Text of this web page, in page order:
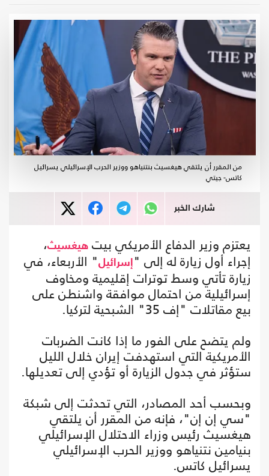
من المقرر أن يلتقي هيغسيث بنتنياهو ووزير الحرب الإسرائيلي يسرائيل
كاتس- جيتي
شارك الخبر
يعتزم وزير الدفاع الأمريكي بيت هيغسيث،
إجراء أول زيارة له إلى " إسرائيل" الأربعاء، في
زيارة تأتي وسط توترات إقليمية ومخاوف
إسرائيلية من احتمال موافقة واشنطن على
بيع مقاتلات "إف 35" الشبحية لتركيا.
ولم يتضح على الفور ما إذا كانت الضربات
الأمريكية التي استهدفت إيران خلال الليل
ستؤثر في جدول الزيارة أو تؤدي إلى تعديلها.
وبحسب أحد المصادر، التي تحدثت إلى شبكة
"سي إن إن"، فإنه من المقرر أن يلتقي
هيغسيث رئيس وزراء الاحتلال الإسرائيلي
بنيامين نتنياهو ووزير الحرب الإسرائيلي
يسرائيل كاتس.